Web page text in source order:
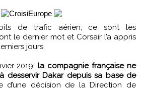
le dernier mot et Corsair l’a appris
jours.
2019,la compagnie française ne
desservir Dakar depuis sa base de
d’une décision de la Direction de